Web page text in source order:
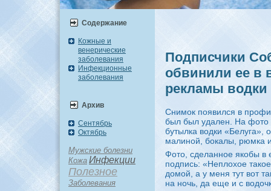
Содержание
Кожные и
венерические
заболевания
Инфекционные
заболевания
Архив
Сентябрь
Октябрь
Мужские болезни
Кожа Инфекции
Полезное
Заболевания
Подписчики
обвинили ее в
рекламы водки
Снимок появился в
был был удален. На фото
бутылка водки «Белуга»,
малиной, бокалы, рюмка
Фото, сделанное якобы в
подпись: «Неплохое
домой, а у меня тут вот
на ночь, да еще и с